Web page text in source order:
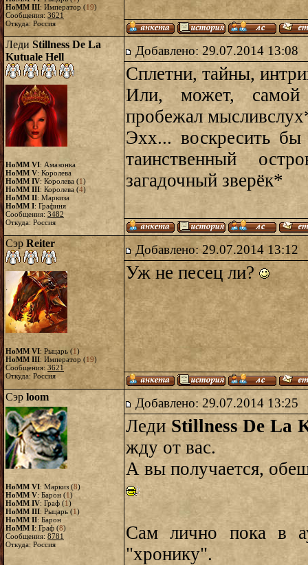
HoMM III: Император (19)
Сообщения: 3621
Откуда: Россия
Леди Stillness De La
Kutuale Hell
HoMM VI: Амазонка
HoMM V: Королева
HoMM IV: Королева (1)
HoMM III: Королева (4)
HoMM II: Маркиза
HoMM I: Графиня
Сообщения: 3482
Откуда: Россия
Добавлено: 29.07.2014 13:08
Сплетни, тайны,
Или, может, самой
пробежал
Эхх... воскресить
таинственный
загадочный зверёк*
Сэр Reiter
HoMM VI: Рыцарь (1)
HoMM III: Император (19)
Сообщения: 3621
Откуда: Россия
Добавлено: 29.07.2014 13:12
Уж не песец ли?
Сэр loom
HoMM VI: Маркиз (8)
HoMM V: Барон (1)
HoMM IV: Граф (1)
HoMM III: Рыцарь (1)
HoMM II: Барон
HoMM I: Граф (8)
Сообщения: 8781
Откуда: Россия
Добавлено: 29.07.2014 13:25
ЛедиStillness De La
жду от вас.
А вы получается,
Сам лично пока в
"хронику".